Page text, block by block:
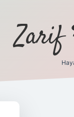
Zarif